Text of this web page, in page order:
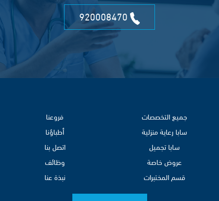
جميع التخصصات
سابا رعاية منزلية
سابا تجميل
عروض خاصة
قسم المختبرات
فروعنا
أطباؤنا
اتصل بنا
وظائف
نبذة عنا